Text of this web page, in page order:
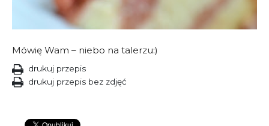
Mówię Wam – niebo na talerzu:)
drukuj przepis
drukuj przepis bez zdjęć